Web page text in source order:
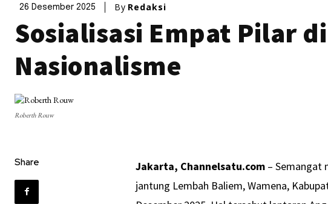
26 Desember 2025 By Redaksi
Sosialisasi Empat Pilar
Nasionalisme
Roberth Rouw
Share Jakarta, Channelsatu.com – Semangat
jantung Lembah Baliem, Wamena,